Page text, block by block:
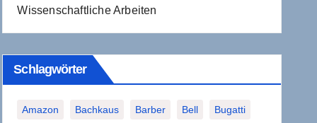
Wissenschaftliche Arbeiten
Schlagwörter
Amazon Bachkaus Barber Bell Bugatti